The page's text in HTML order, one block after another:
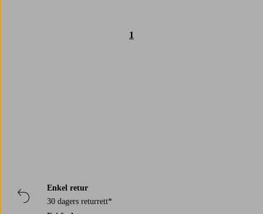
1
Enkel retur
30 dagers returrett*